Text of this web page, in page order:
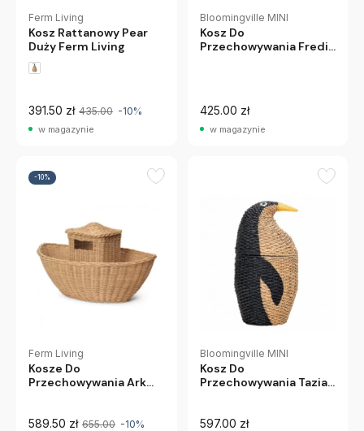
Ferm Living
Kosz Rattanowy Pear
Duży Ferm Living
391.50 zł 435.00 -10%
w magazynie
Bloomingville MINI
Kosz Do
Przechowywania Fredie
425.00 zł
w magazynie
-10%
Ferm Living
Kosze Do
Przechowywania Ark
589.50 zł 655.00 -10%
Bloomingville MINI
Kosz Do
Przechowywania Tazia
597.00 zł